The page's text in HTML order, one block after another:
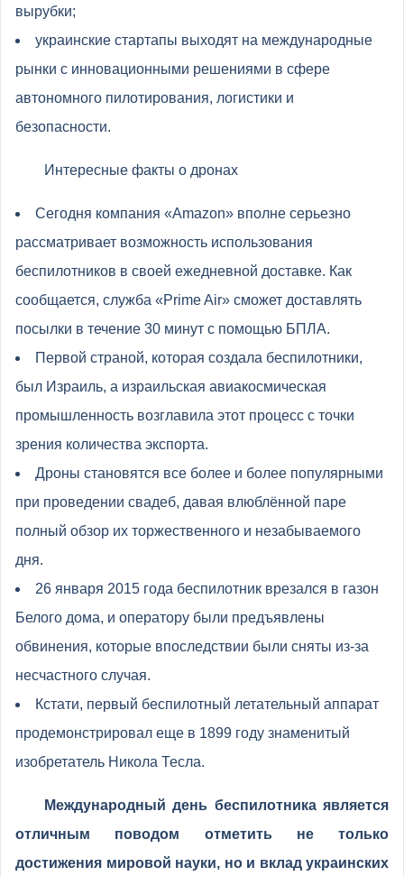
вырубки;
украинские стартапы выходят на международные
рынки с инновационными решениями в сфере
автономного пилотирования, логистики и
безопасности.
Интересные факты о дронах
Сегодня компания «Amazon» вполне серьезно
рассматривает возможность использования
беспилотников в своей ежедневной доставке. Как
сообщается, служба «Prime Air» сможет доставлять
посылки в течение 30 минут с помощью БПЛА.
Первой страной, которая создала беспилотники,
был Израиль, а израильская авиакосмическая
промышленность возглавила этот процесс с точки
зрения количества экспорта.
Дроны становятся все более и более популярными
при проведении свадеб, давая влюблённой паре
полный обзор их торжественного и незабываемого
дня.
26 января 2015 года беспилотник врезался в газон
Белого дома, и оператору были предъявлены
обвинения, которые впоследствии были сняты из-за
несчастного случая.
Кстати, первый беспилотный летательный аппарат
продемонстрировал еще в 1899 году знаменитый
изобретатель Никола Тесла.
Международный день беспилотника является
отличным поводом отметить не только
достижения мировой науки, но и вклад украинских